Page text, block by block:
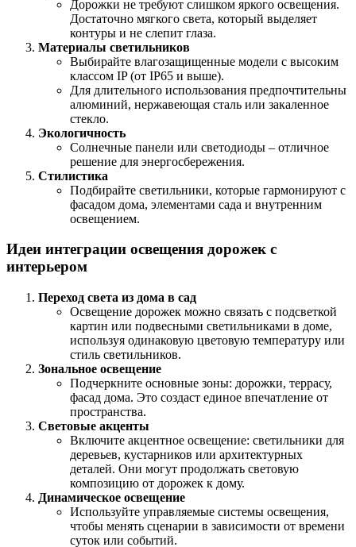
Дорожки не требуют слишком яркого освещения.
Достаточно мягкого света, который выделяет
контуры и не слепит глаза.
Материалы светильников
Выбирайте влагозащищенные модели с высоким
классом IP (от IP65 и выше).
Для длительного использования предпочтительны
алюминий, нержавеющая сталь или закаленное
стекло.
Экологичность
Солнечные панели или светодиоды – отличное
решение для энергосбережения.
Стилистика
Подбирайте светильники, которые гармонируют с
фасадом дома, элементами сада и внутренним
освещением.
Идеи интеграции освещения дорожек с
интерьером
Переход света из дома в сад
Освещение дорожек можно связать с подсветкой
картин или подвесными светильниками в доме,
используя одинаковую цветовую температуру или
стиль светильников.
Зональное освещение
Подчеркните основные зоны: дорожки, террасу,
фасад дома. Это создаст единое впечатление от
пространства.
Световые акценты
Включите акцентное освещение: светильники для
деревьев, кустарников или архитектурных
деталей. Они могут продолжать световую
композицию от дорожек к дому.
Динамическое освещение
Используйте управляемые системы освещения,
чтобы менять сценарии в зависимости от времени
суток или событий.